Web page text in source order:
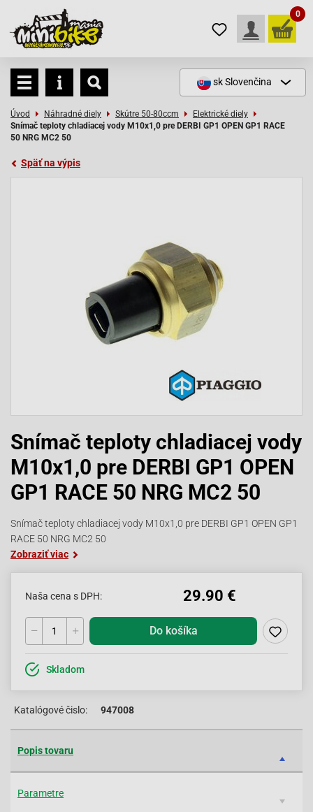
0
skSlovenčina
Úvod Náhradné diely Skútre 50-80ccm
Elektrické diely
Snímač teploty chladiacej vody M10x1,0 pre DERBI GP1 OPEN GP1 RACE
50 NRG MC2 50
Späť na výpis
Snímač teploty chladiacej vody
M10x1,0 pre DERBI GP1 OPEN
GP1 RACE 50 NRG MC2 50
Snímač teploty chladiacej vody M10x1,0 pre DERBI GP1 OPEN GP1
RACE 50 NRG MC2 50
Zobraziť viac
Naša cena s DPH: 29.90 €
Do košíka
Skladom
Katalógové čislo: 947008
Popis tovaru
Parametre